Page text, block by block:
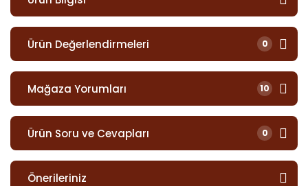
Ürün Değerlendirmeleri 0
Mağaza Yorumları 10
Ürün Soru ve Cevapları 0
Önerileriniz